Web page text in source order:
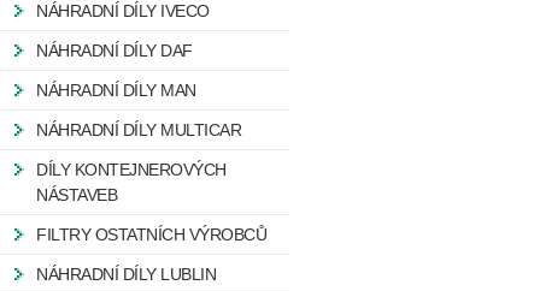
NÁHRADNÍ DÍLY IVECO
NÁHRADNÍ DÍLY DAF
NÁHRADNÍ DÍLY MAN
NÁHRADNÍ DÍLY MULTICAR
DÍLY KONTEJNEROVÝCH
NÁSTAVEB
FILTRY OSTATNÍCH VÝROBCŮ
NÁHRADNÍ DÍLY LUBLIN